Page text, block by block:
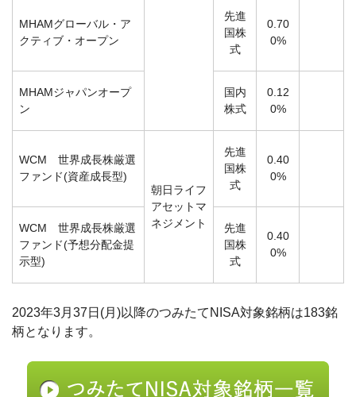
MHAMグローバル・ア
クティブ・オープン
先進
国株
式
0.70
0%
MHAMジャパンオープ
ン
国内
株式
0.12
0%
WCM 世界成長株厳選
ファンド(資産成長型)
朝日ライフ
アセットマ
ネジメント
先進
国株
式
0.40
0%
WCM 世界成長株厳選
ファンド(予想分配金提
示型)
先進
国株
式
0.40
0%
2023年3月37日(月)以降のつみたてNISA対象銘柄は183銘
柄となります。